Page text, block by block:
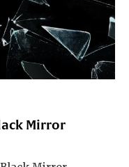
Mirror